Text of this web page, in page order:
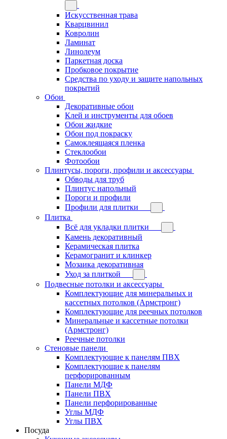
Искусственная трава
Кварцвинил
Ковролин
Ламинат
Линолеум
Паркетная доска
Пробковое покрытие
Средства по уходу и защите напольных
покрытий
Обои
Декоративные обои
Клей и инструменты для обоев
Обои жидкие
Обои под покраску
Самоклеящаяся пленка
Стеклообои
Фотообои
Плинтусы, пороги, профили и аксессуары
Обводы для труб
Плинтус напольный
Пороги и профили
Профили для плитки
Плитка
Всё для укладки плитки
Камень декоративный
Керамическая плитка
Керамогранит и клинкер
Мозаика декоративная
Уход за плиткой
Подвесные потолки и аксессуары
Комплектующие для минеральных и
кассетных потолков (Армстронг)
Комплектующие для реечных потолков
Минеральные и кассетные потолки
(Армстронг)
Реечные потолки
Стеновые панели
Комплектующие к панелям ПВХ
Комплектующие к панелям
перфорированным
Панели МДФ
Панели ПВХ
Панели перфорированные
Углы МДФ
Углы ПВХ
Посуда